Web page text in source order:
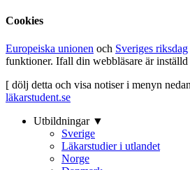
Cookies
Europeiska unionen och Sveriges riksdag
funktioner. Ifall din webbläsare är inställd
[ dölj detta och visa notiser i menyn
läkarstudent.se
Utbildningar ▼
Sverige
Läkarstudier i utlandet
Norge